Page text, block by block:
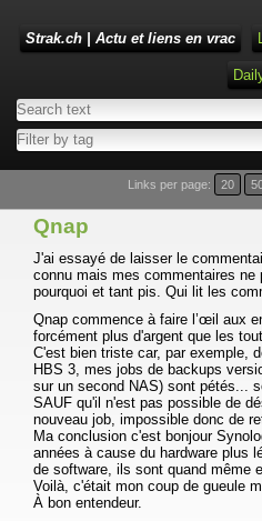
Strak.ch | Actu et liens en vrac
Links per page: 20
Qnap
J'ai essayé de laisser le
connu mais mes commentaires
pourquoi et tant pis. Qui lit les
Qnap commence à faire l’œil aux
forcément plus d'argent que les
C'est bien triste car, par exemple,
HBS 3, mes jobs de backups
sur un second NAS) sont pétés...
SAUF qu'il n'est pas possible de
nouveau job, impossible donc de
Ma conclusion c'est bonjour
années à cause du hardware plus
de software, ils sont quand même
Voilà, c'était mon coup de gueule
À bon entendeur.